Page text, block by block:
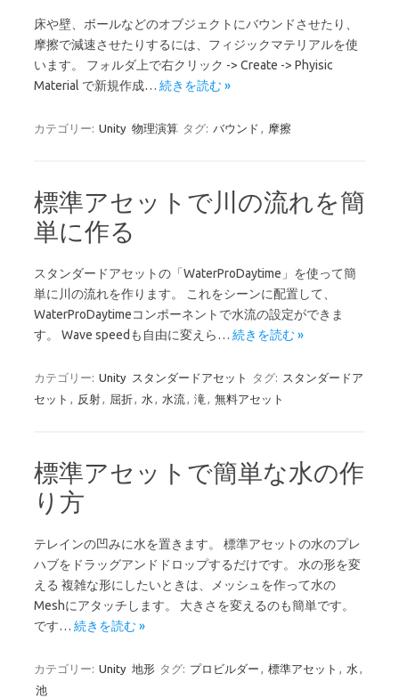
床や壁、ボールなどのオブジェクトにバウンドさせたり、
摩擦で減速させたりするには、フィジックマテリアルを使
います。 フォルダ上で右クリック -> Create -> Phyisic
Material で新規作成… 続きを読む »
カテゴリー: Unity 物理演算 タグ: バウンド , 摩擦
標準アセットで川の流れを簡
単に作る
スタンダードアセットの「WaterProDaytime」を使って簡
単に川の流れを作ります。 これをシーンに配置して、
WaterProDaytimeコンポーネントで水流の設定ができま
す。 Wave speedも自由に変えら… 続きを読む »
カテゴリー: Unity スタンダードアセット タグ: スタンダードア
セット , 反射, 屈折, 水 , 水流, 滝 , 無料アセット
標準アセットで簡単な水の作
り方
テレインの凹みに水を置きます。 標準アセットの水のプレ
ハブをドラッグアンドドロップするだけです。 水の形を変
える 複雑な形にしたいときは、メッシュを作って水の
Meshにアタッチします。 大きさを変えるのも簡単です。
です… 続きを読む »
カテゴリー: Unity 地形 タグ: プロビルダー , 標準アセット , 水 ,
池